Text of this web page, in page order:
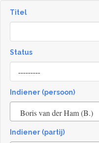
Titel
Status
[invalid
name]
Indiener (persoon)
Boris van der Ham (B.)
Indiener (partij)